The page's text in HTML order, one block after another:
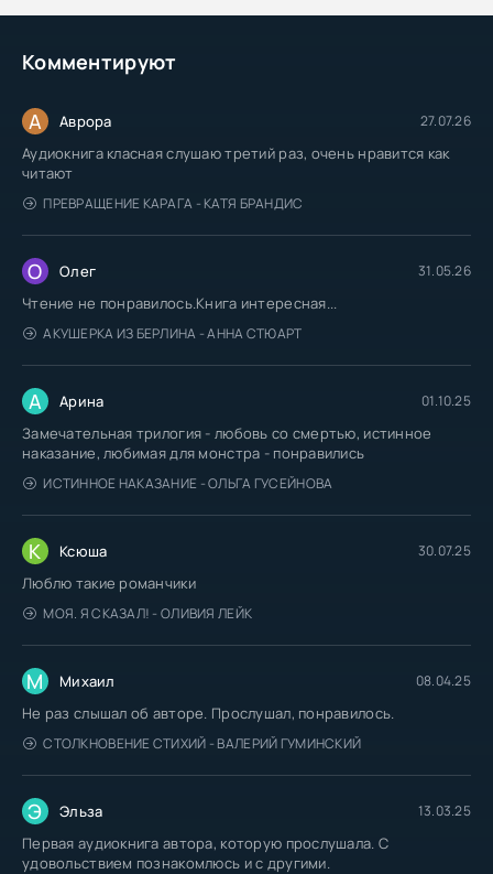
Комментируют
А Аврора 27.07.26
Аудиокнига класная слушаю третий раз, очень нравится как
читают
ПРЕВРАЩЕНИЕ КАРАГА - КАТЯ БРАНДИС
О Олег 31.05.26
Чтение не понравилось.Книга интересная...
АКУШЕРКА ИЗ БЕРЛИНА - АННА СТЮАРТ
А Арина 01.10.25
Замечательная трилогия - любовь со смертью, истинное
наказание, любимая для монстра - понравились
ИСТИННОЕ НАКАЗАНИЕ - ОЛЬГА ГУСЕЙНОВА
К Ксюша 30.07.25
Люблю такие романчики
МОЯ. Я СКАЗАЛ! - ОЛИВИЯ ЛЕЙК
М Михаил 08.04.25
Не раз слышал об авторе. Прослушал, понравилось.
СТОЛКНОВЕНИЕ СТИХИЙ - ВАЛЕРИЙ ГУМИНСКИЙ
Э Эльза 13.03.25
Первая аудиокнига автора, которую прослушала. С
удовольствием познакомлюсь и с другими.